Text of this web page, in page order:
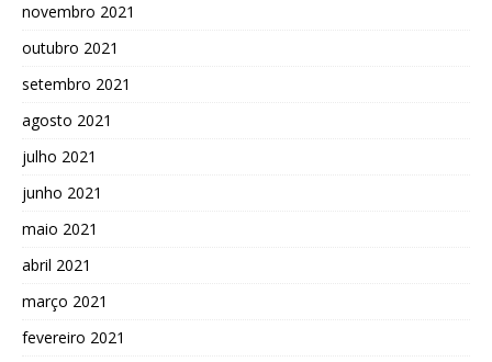
novembro 2021
outubro 2021
setembro 2021
agosto 2021
julho 2021
junho 2021
maio 2021
abril 2021
março 2021
fevereiro 2021